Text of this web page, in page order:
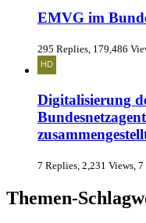
EMVG im
295 Replies, 179,486
Digitalisierung
7 Replies, 2,231 Views, 7
Themen-